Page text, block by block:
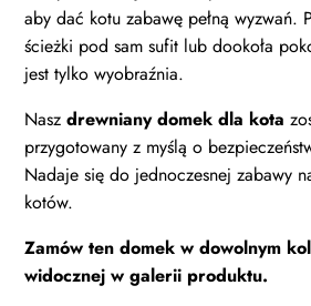
aby dać kotu zabawę pełną wyzwań.
ścieżki pod sam sufit lub dookoła
jest tylko wyobraźnia.
Naszdrewniany domek dla kota
przygotowany z myślą o
Nadaje się do jednoczesnej zabawy
kotów.
Zamów ten domek w dowolnym
widocznej w galerii produktu.